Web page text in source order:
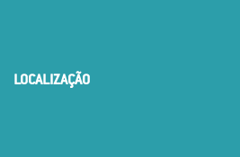
LOCALIZAÇÃO